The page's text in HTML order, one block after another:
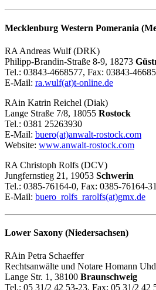
Mecklenburg Western Pomerania
RA Andreas Wulf (DRK)
Philipp-Brandin-Straße 8-9, 18273
Tel.: 03843-4668577, Fax: 03843-
E-Mail: ra.wulf(at)t-online.de
RAin Katrin Reichel (Diak)
Lange Straße 7/8, 18055 Rostock
Tel.: 0381 25263930
E-Mail: buero(at)anwalt-rostock.com
Website: www.anwalt-rostock.com
RA Christoph Rolfs (DCV)
Jungfernstieg 21, 19053 Schwerin
Tel.: 0385-76164-0, Fax: 0385-76164-31
E-Mail: buero_rolfs_rarolfs(at)gmx.de
Lower Saxony (Niedersachsen)
RAin Petra Schaeffer
Rechtsanwälte und Notare Homann
Lange Str. 1, 38100 Braunschweig
Tel.: 05 31/2 42 53-23, Fax: 05 31/2 42